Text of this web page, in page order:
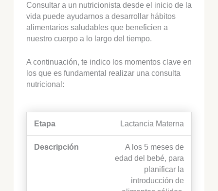
Consultar a un nutricionista desde el inicio de la
vida puede ayudarnos a desarrollar hábitos
alimentarios saludables que beneficien a
nuestro cuerpo a lo largo del tiempo.
A continuación, te indico los momentos clave en
los que es fundamental realizar una consulta
nutricional:
Lactancia Materna
A los 5 meses de
edad del bebé, para
planificar la
introducción de